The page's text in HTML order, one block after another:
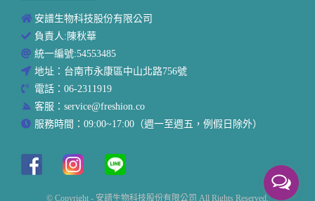
安譜生物科技股份有限公司
負責人:陳秋華
統一編號:54553485
地址：台南市永康區中山北路756號
電話：06-2311919
客服：service@freshion.co
服務時間：09:00~17:00（週一至週五，例假日除外）
© Copyright - 安譜生物科技股份有限公司 All Rights Reserved.